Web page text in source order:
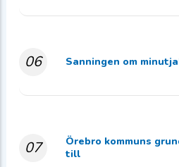
06 Sanningen om
07
Örebro kommuns
till